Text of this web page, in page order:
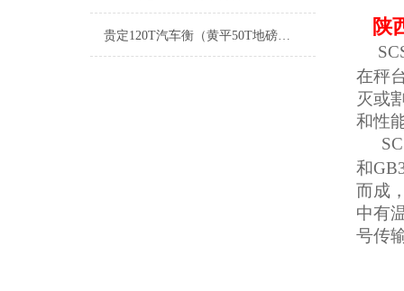
贵定120T汽车衡（黄平50T地磅）从江200T吊秤）威宁轴重仪维修 陕
在秤
灭或
和性
和
而成
中有
号传